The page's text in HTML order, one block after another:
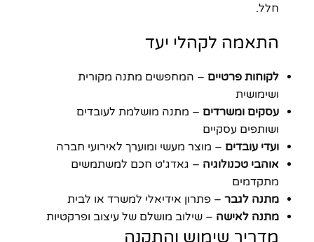
חלל.
התאמה לקהלי יעד
לקוחות פרטיים – המחפשים מתנה מקורית
ושימושית
עסקים ומשרדים – מתנה מושלמת לעובדים
ושותפים עסקיים
ועדי עובדים – מוצר מעשי ומוערך לאירועי חברה
אוהבי טכנולוגיה – גאדג'ט חכם למשתמשים
מתקדמים
מתנה לגבר – פתרון אידיאלי למשרד או לבית
מתנה לאישה – שילוב מושלם של עיצוב ופרקטיות
מדריך שימוש והתקנה